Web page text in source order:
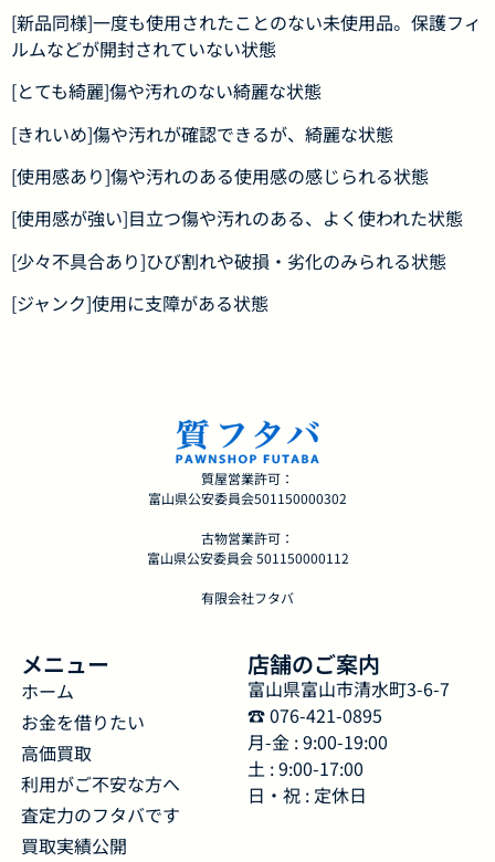
[新品同様]一度も使用されたことのない未使用品。保護フィ
ルムなどが開封されていない状態
[とても綺麗]傷や汚れのない綺麗な状態
[きれいめ]傷や汚れが確認できるが、綺麗な状態
[使用感あり]傷や汚れのある使用感の感じられる状態
[使用感が強い]目立つ傷や汚れのある、よく使われた状態
[少々不具合あり]ひび割れや破損・劣化のみられる状態
[ジャンク]使用に支障がある状態
質屋営業許可：
富山県公安委員会501150000302
古物営業許可：
富山県公安委員会 501150000112
有限会社フタバ
メニュー
ホーム
お金を借りたい
高価買取
利用がご不安な方へ
査定力のフタバです
買取実績公開
店舗のご案内
富山県富山市清水町3-6-7
☎︎ 076-421-0895
月-金 : 9:00-19:00
土 : 9:00-17:00
日・祝 : 定休日